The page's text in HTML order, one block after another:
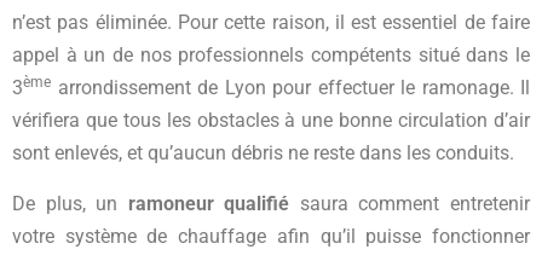
n’est pas éliminée. Pour cette raison, il est essentiel de faire
appel à un de nos professionnels compétents situé dans le
3ème arrondissement de Lyon pour effectuer le ramonage. Il
vérifiera que tous les obstacles à une bonne circulation d’air
sont enlevés, et qu’aucun débris ne reste dans les conduits.
De plus, un ramoneur qualifié saura comment entretenir
votre système de chauffage afin qu’il puisse fonctionner